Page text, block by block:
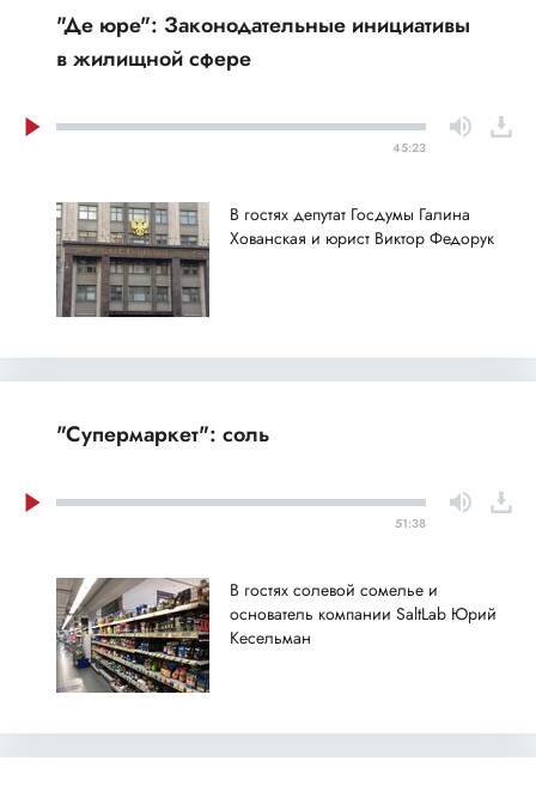
"Де юре": Законодательные инициативы
в жилищной сфере
45:23
В гостях депутат Госдумы Галина
Хованская и юрист Виктор Федорук
"Супермаркет": соль
51:38
В гостях солевой сомелье и
основатель компании SaltLab Юрий
Кесельман